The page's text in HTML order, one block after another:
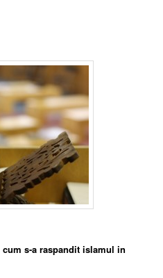
s-a raspandit islamul in